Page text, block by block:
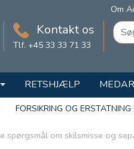
Om
Kontakt os
Tlf. +45 33 33 71 33
RETSHJÆLP
FORSIKRING OG ERSTATNING
spørgsmål om skilsmisse og